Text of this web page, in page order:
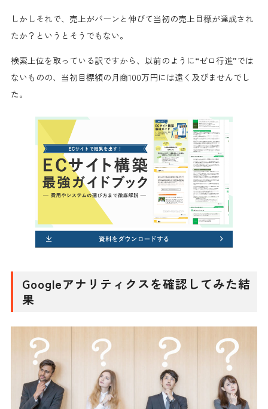
しかしそれで、売上がバーンと伸びて当初の売上目標が達成され
たか？というとそうでもない。
検索上位を取っている訳ですから、以前のように“ゼロ行進”では
ないものの、 当初目標額の月商100万円には遠く及びませんでし
た。
Googleアナリティクスを確認してみた結
果